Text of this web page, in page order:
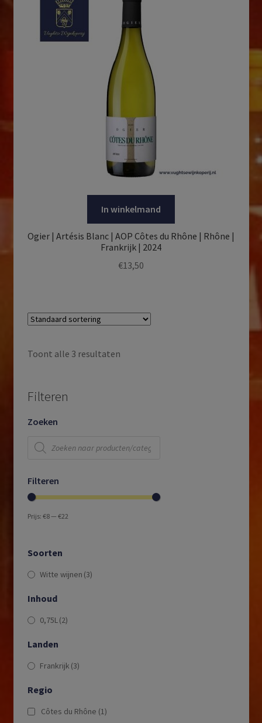
In winkelmand
Ogier | Artésis Blanc | AOP Côtes du Rhône | Rhône |
Frankrijk | 2024
€13,50
Toont alle 3 resultaten
Filteren
Zoeken
zoeken
Filteren
Prijs: €8— €22
Soorten
Witte wijnen (3)
Inhoud
0,75L(2)
Landen
Frankrijk (3)
Regio
Côtes du Rhône (1)